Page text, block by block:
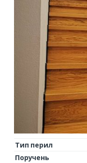
Тип перил
Поручень